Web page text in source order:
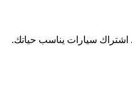
اشتراك سيارات يناسب حياتك.